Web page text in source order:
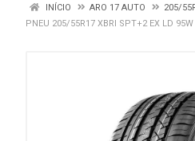
INÍCIO ARO 17 AUTO
205/
PNEU 205/55R17 XBRI SPT+2 EX LD 95W